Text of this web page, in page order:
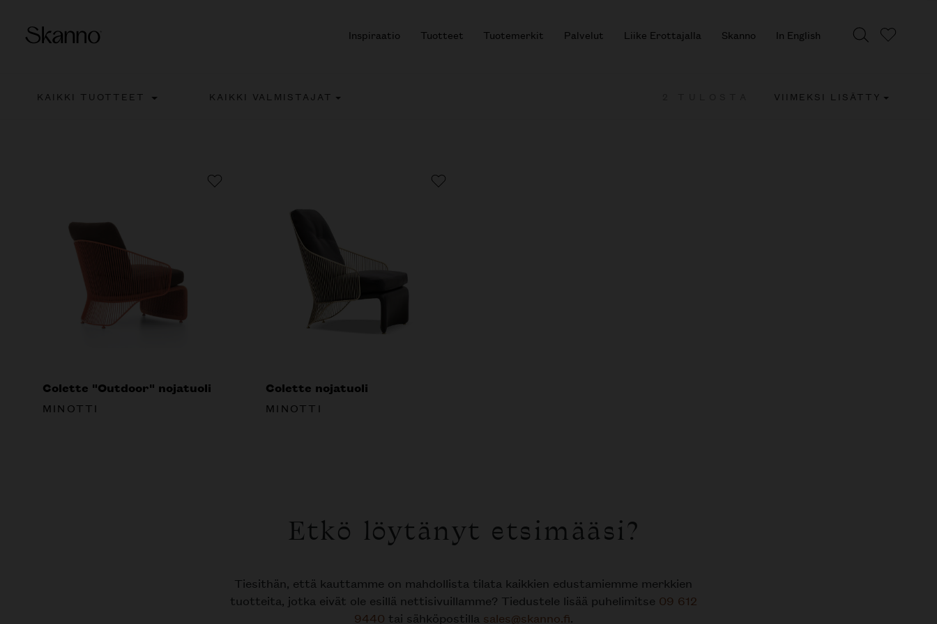
Inspiraatio Tuotteet Tuotemerkit Palvelut Liike Erottajalla Skanno In English
KAIKKI TUOTTEET KAIKKI VALMISTAJAT VIIMEKSI LISÄTTY
Colette "Outdoor" nojatuoli
MINOTTI
Colette nojatuoli
MINOTTI
Etkö löytänyt etsimääsi?
Tiesithän, että kauttamme on mahdollista tilata kaikkien edustamiemme merkkien
tuotteita, jotka eivät ole esillä nettisivuillamme? Tiedustele lisää puhelimitse 09 612
9440 tai sähköpostilla sales@skanno.fi.